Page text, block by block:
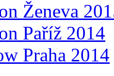
Ženeva
Paříž 2014
Praha 2014